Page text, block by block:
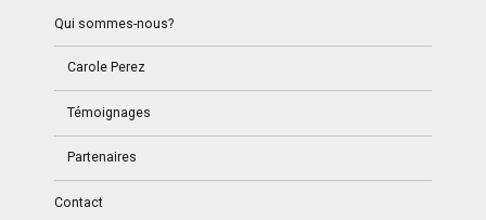
Qui sommes-nous?
Carole Perez
Témoignages
Partenaires
Contact